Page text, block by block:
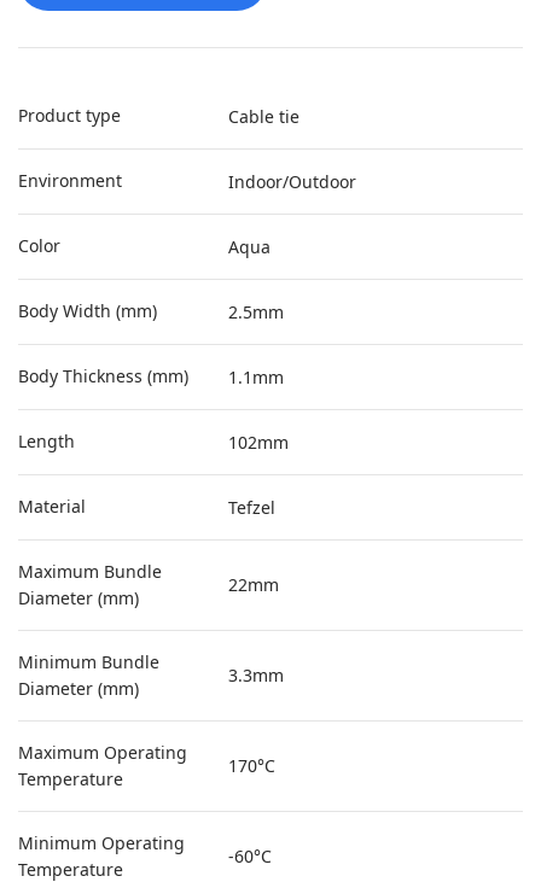
Product type Cable tie
Environment Indoor/Outdoor
Color Aqua
Body Width (mm) 2.5mm
Body Thickness (mm) 1.1mm
Length 102mm
Material Tefzel
Maximum Bundle
Diameter (mm)
22mm
Minimum Bundle
Diameter (mm)
3.3mm
Maximum Operating
Temperature
170°C
Minimum Operating
Temperature
-60°C